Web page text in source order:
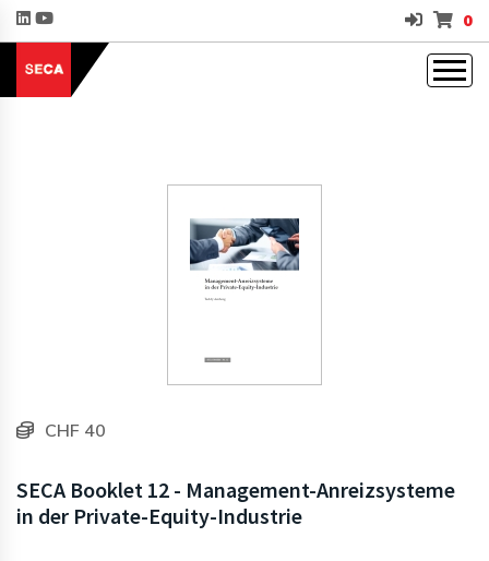
0
CHF 40
SECA Booklet 12 - Management-Anreizsysteme
in der Private-Equity-Industrie